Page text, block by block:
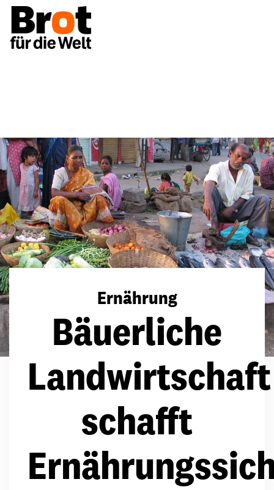
Ernährung
Bäuerliche
Landwirtschaft
schafft